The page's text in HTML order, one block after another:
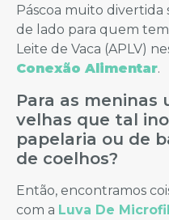
Páscoa muito divertida
de lado para quem
Leite de Vaca (APLV)
Conexão Alimentar.
Para as meninas
velhas que tal
papelaria ou de
de coelhos?
Então, encontramos
com a Luva De